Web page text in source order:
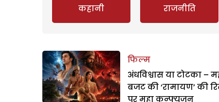
कहानी राजनीति
फिल्म
अंधविश्वास या टोटका –
बजट की ‘रामायण’ की
पर महा कन्फ्यूजन